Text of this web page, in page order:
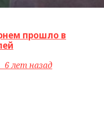
прошло в
6 лет назад